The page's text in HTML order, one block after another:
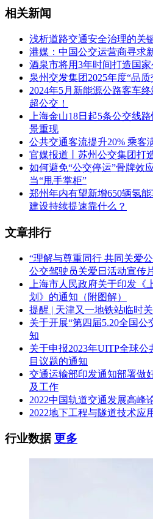
相关新闻
浅析道路交通安全治理的关
港媒：中国公交运营商寻求
酒泉市将用3年时间打造国
泉州交发集团2025年度“品
2024年5月新能源公路客车
超公交！
上海金山18日起5条公交线
景重现
公共交通客流提升20% 乘客
官媒报道丨苏州公交集团打
如何避免“公交停运”骨牌效
当“甩手掌柜”
郑州年内有望新增650辆氢
建设持续提速靠什么？
文章排行
“理解与尊重同行 共同关爱
公交驾驶员关爱日活动宣传
上海市人民政府关于印发《
划》的通知（附图解）
提醒 | 天津又一地铁站临时关
关于开展“第四届5.20全国公
知
关于申报2023年UITP全球
目议题的通知
交通运输部印发通知部署做
及工作
2022中国轨道交通发展高峰
2022地下工程与隧道技术应
行业数据更多